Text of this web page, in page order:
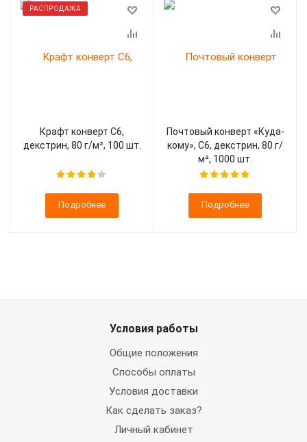
РАСПРОДАЖА
Крафт конверт С6,
декстрин, 80 г/м², 100 шт.
Подробнее
Почтовый конверт «Куда-
кому», C6, декстрин, 80 г/
м², 1000 шт.
Подробнее
Условия работы
Общие положения
Способы оплаты
Условия доставки
Как сделать заказ?
Личный кабинет